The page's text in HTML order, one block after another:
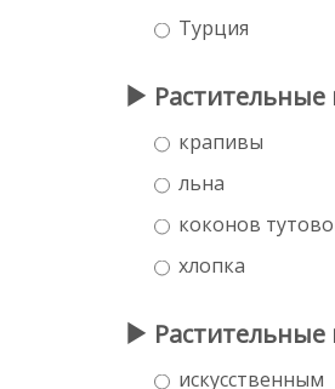
Турция
Растительные
крапивы
льна
коконов
хлопка
Растительные
искусственным